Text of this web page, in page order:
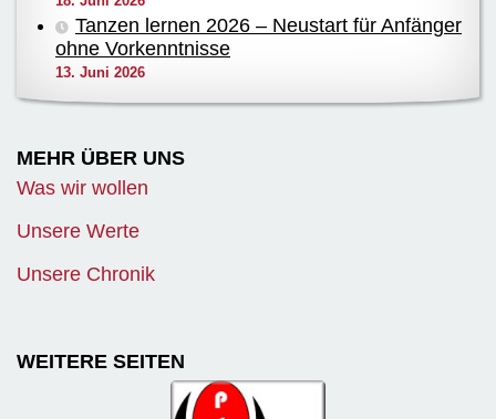
Tanzen lernen 2026 – Neustart für Anfänger
ohne Vorkenntnisse
13. Juni 2026
MEHR ÜBER UNS
Was wir wollen
Unsere Werte
Unsere Chronik
WEITERE SEITEN